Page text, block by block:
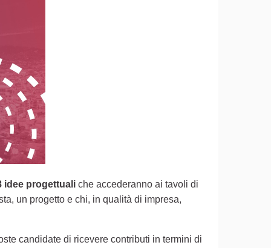
idee progettualiche accederanno ai tavoli di
un progetto e chi, in qualità di impresa,
candidate di ricevere contributi in termini di